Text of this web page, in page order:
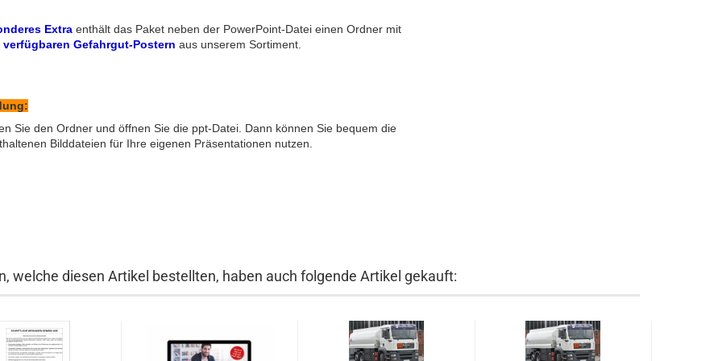
Extra enthält das Paket neben der PowerPoint-Datei einen Ordner mit
verfügbaren Gefahrgut-Postern aus unserem Sortiment.
Sie den Ordner und öffnen Sie die ppt-Datei. Dann können Sie bequem die
Bilddateien für Ihre eigenen Präsentationen nutzen.
welche diesen Artikel bestellten, haben auch folgende Artikel gekauft: